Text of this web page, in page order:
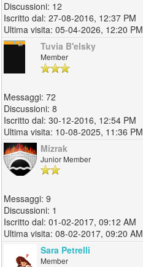
12
27-08-2016, 12:37 PM
05-04-2026, 12:20 PM
Tuvia B'elsky
Member
72
8
30-12-2016, 12:54 PM
10-08-2025, 11:36 PM
Mizrak
Junior Member
9
1
01-02-2017, 09:12 AM
08-02-2017, 09:20 AM
Sara Petrelli
Member